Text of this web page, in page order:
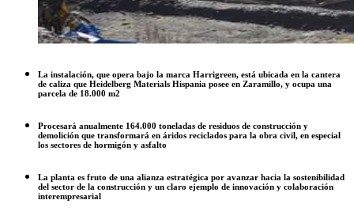
La instalación, que opera bajo la marca Harrigreen, está ubicada en la cantera
de caliza que Heidelberg Materials Hispania posee en Zaramillo, y ocupa una
parcela de 18.000 m2
Procesará anualmente 164.000 toneladas de residuos de construcción y
demolición que transformará en áridos reciclados para la obra civil, en especial
los sectores de hormigón y asfalto
La planta es fruto de una alianza estratégica por avanzar hacia la sostenibilidad
del sector de la construcción y un claro ejemplo de innovación y colaboración
interempresarial